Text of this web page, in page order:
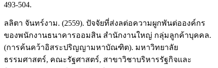
493-504.
ลลิตา จันทร์งาม. (2559). ปัจจัยที่ส่งลต่อความผูกพันต่อองค์กร
ของพนักงานธนาคารออมสิน สำนักงานใหญ่ กลุ่มลูกค้าบุคคล.
(การค้นคว้าอิสระปริญญามหาบัณฑิต). มหาวิทยาลัย
ธรรมศาสตร์, คณะรัฐศาสตร์, สาขาวิชาบริหารรัฐกิจและ